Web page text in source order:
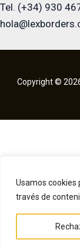
Usamos cookies
través de
Tel. (+34) 930
Copyright ©